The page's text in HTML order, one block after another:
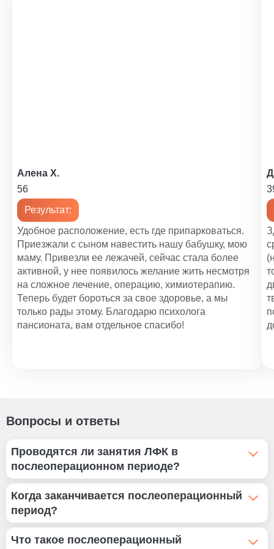
1 200 ₽
Уход за больным с сотрясением мозга
1 400 ₽
Уход за реанимационными больными
1 450 ₽
Уход за кардиологическими больными
1 200 ₽
Помощь по уходу за пожилыми людьми
Алена Х.
56
Результат:
Удобное расположение, есть где припарковаться.
Приезжали с сыном навестить нашу бабушку, мою
маму. Привезли ее лежачей, сейчас стала более
активной, у нее появилось желание жить несмотря
на сложное лечение, операцию, химиотерапию.
Теперь будет бороться за свое здоровье, а мы
только рады этому. Благодарю психолога
пансионата, вам отдельное спасибо!
Вопросы и ответы
Проводятся ли занятия ЛФК в
послеоперационном периоде?
подбираются индивидуально с учетом самочувствия
человека, его состояния, сложности операции. На
ограничено и чаще выполняются они в положении
Когда заканчивается послеоперационный
период?
когда человека переводят в палату после
Что такое послеоперационный